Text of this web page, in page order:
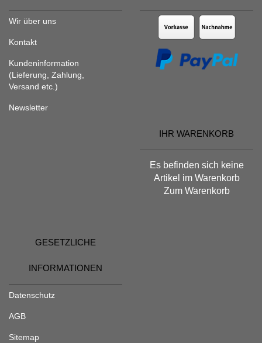
Wir über uns
Kontakt
Kundeninformation
(Lieferung, Zahlung,
Versand etc.)
Newsletter
IHR WARENKORB
Es befinden sich keine
Artikel im Warenkorb
Zum Warenkorb
GESETZLICHE
INFORMATIONEN
Datenschutz
AGB
Sitemap